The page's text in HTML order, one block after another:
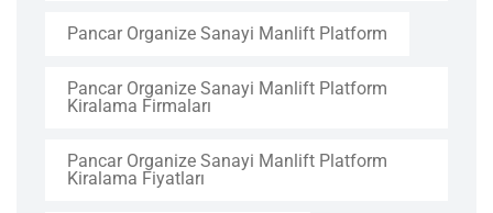
Pancar Organize Sanayi Manlift Platform
Pancar Organize Sanayi Manlift Platform
Kiralama Firmaları
Pancar Organize Sanayi Manlift Platform
Kiralama Fiyatları